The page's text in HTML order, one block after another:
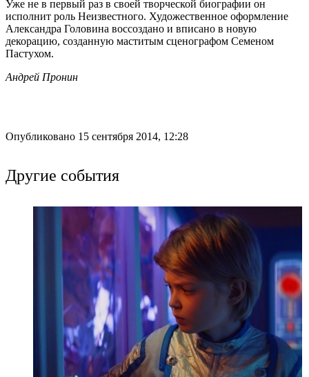
Уже не в первый раз в своей творческой биографии он
исполнит роль Неизвестного. Художественное оформление
Александра Головина воссоздано и вписано в новую
декорацию, созданную маститым сценографом Семеном
Пастухом.
Андрей Пронин
Опубликовано 15 сентября 2014, 12:28
Другие события